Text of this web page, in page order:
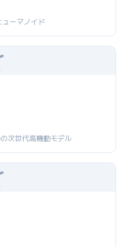
ーマノイド
次世代高機動モデル